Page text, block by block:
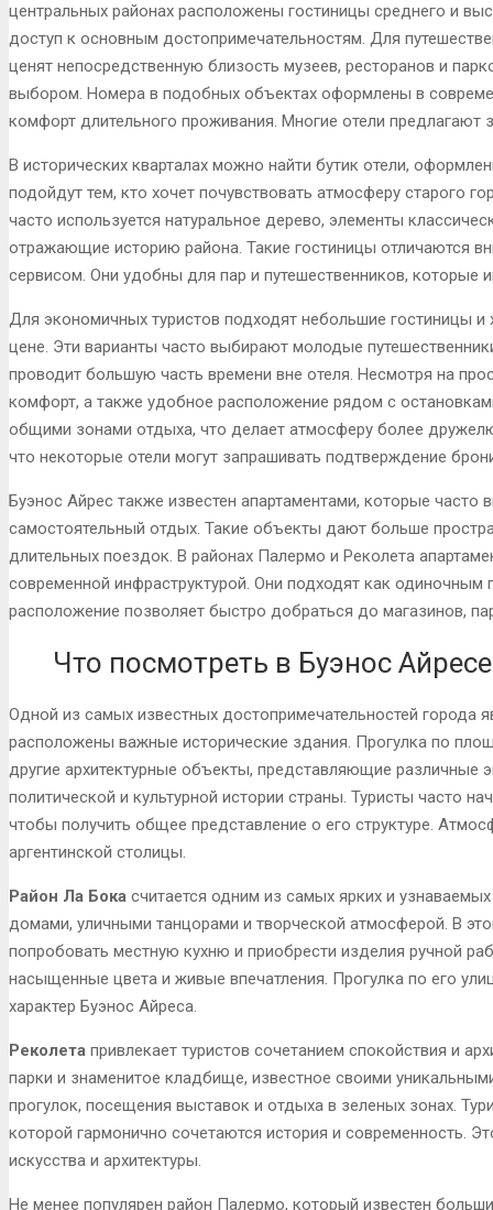
центральных районах расположены гостиницы среднего и
доступ к основным достопримечательностям. Для
ценят непосредственную близость музеев, ресторанов и
выбором. Номера в подобных объектах оформлены в
комфорт длительного проживания. Многие отели предлагают
В исторических кварталах можно найти бутик отели,
подойдут тем, кто хочет почувствовать атмосферу старого
часто используется натуральное дерево, элементы
отражающие историю района. Такие гостиницы отличаются
сервисом. Они удобны для пар и путешественников, которые
Для экономичных туристов подходят небольшие гостиницы
цене. Эти варианты часто выбирают молодые
проводит большую часть времени вне отеля. Несмотря на
комфорт, а также удобное расположение рядом с
общими зонами отдыха, что делает атмосферу более
что некоторые отели могут запрашивать подтверждение
Буэнос Айрес также известен апартаментами, которые
самостоятельный отдых. Такие объекты дают больше
длительных поездок. В районах Палермо и Реколета
современной инфраструктурой. Они подходят как одиночным
расположение позволяет быстро добраться до магазинов,
Что посмотреть в Буэнос Айресе
Одной из самых известных достопримечательностей города
расположены важные исторические здания. Прогулка по
другие архитектурные объекты, представляющие различные
политической и культурной истории страны. Туристы часто
чтобы получить общее представление о его структуре.
аргентинской столицы.
Район Ла Бока считается одним из самых ярких и
домами, уличными танцорами и творческой атмосферой. В
попробовать местную кухню и приобрести изделия ручной
насыщенные цвета и живые впечатления. Прогулка по его
характер Буэнос Айреса.
Реколета привлекает туристов сочетанием спокойствия и
парки и знаменитое кладбище, известное своими
прогулок, посещения выставок и отдыха в зеленых зонах.
которой гармонично сочетаются история и современность.
искусства и архитектуры.
Не менее популярен район Палермо, который известен